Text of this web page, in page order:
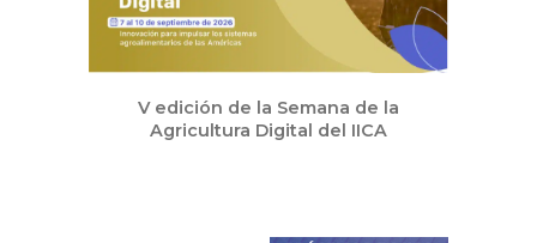
V edición de la Semana de la
Agricultura Digital del IICA